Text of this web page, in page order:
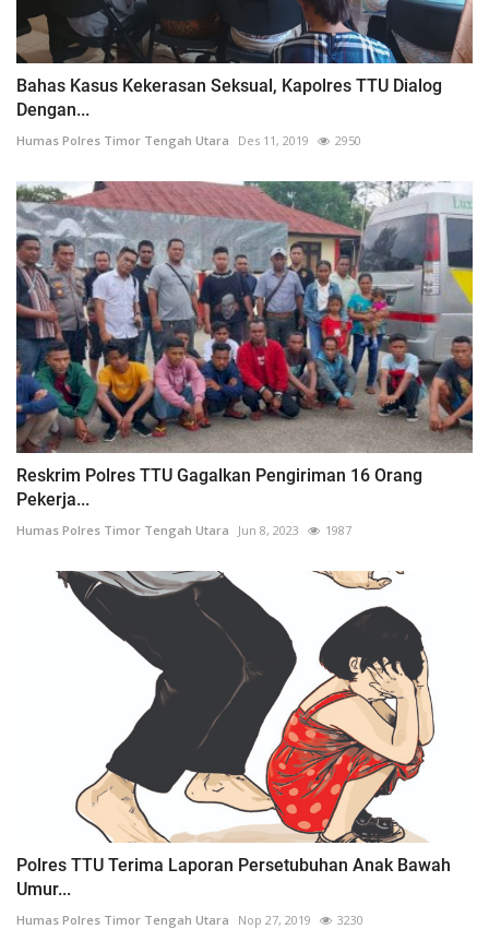
Bahas Kasus Kekerasan Seksual, Kapolres TTU Dialog
Dengan...
Humas Polres Timor Tengah Utara Des 11, 2019 2950
Reskrim Polres TTU Gagalkan Pengiriman 16 Orang
Pekerja...
Humas Polres Timor Tengah Utara Jun 8, 2023 1987
Polres TTU Terima Laporan Persetubuhan Anak Bawah
Umur...
Humas Polres Timor Tengah Utara Nop 27, 2019 3230